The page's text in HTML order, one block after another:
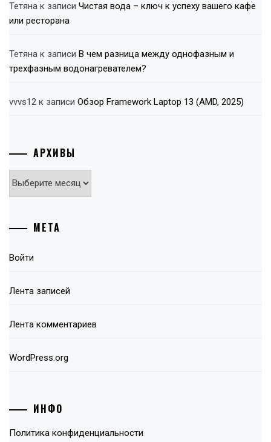
Тетяна к записи Чистая вода – ключ к успеху вашего кафе
или ресторана
Тетяна к записи В чем разница между однофазным и
трехфазным водонагревателем?
vvvs12 к записи Обзор Framework Laptop 13 (AMD, 2025)
АРХИВЫ
Архивы
МЕТА
Войти
Лента записей
Лента комментариев
WordPress.org
ИНФО
Политика конфиденциальности